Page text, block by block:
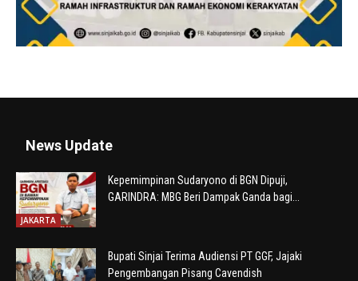
News Update
JAKARTA
Kepemimpinan Sudaryono di BGN Dipuji,
GARINDRA: MBG Beri Dampak Ganda bagi...
Bupati Sinjai Terima Audiensi PT GGF, Jajaki
Pengembangan Pisang Cavendish